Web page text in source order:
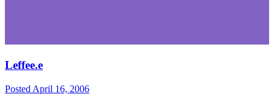
Leffee.e
Posted April 16, 2006